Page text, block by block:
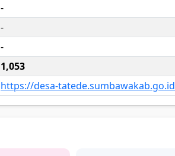
-
-
-
1,053
https://desa-tatede.sumbawakab.go.id